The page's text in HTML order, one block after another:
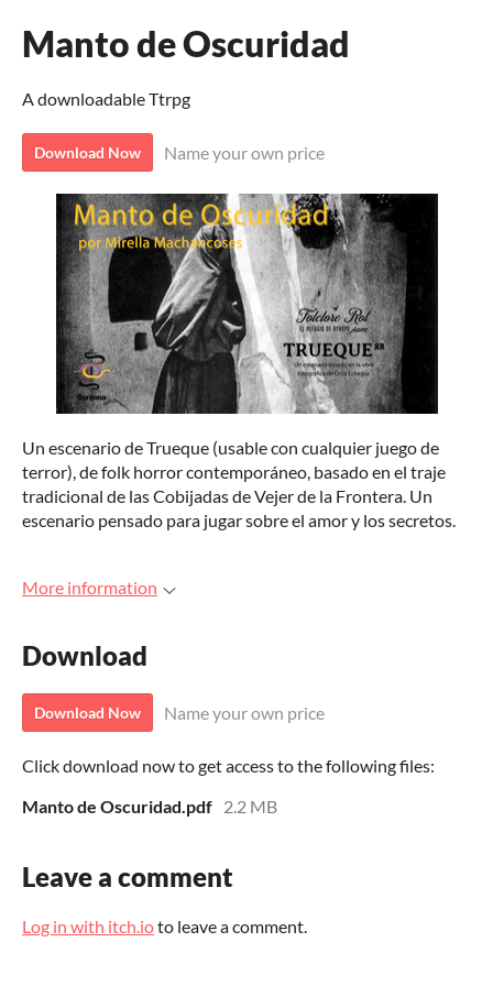
Manto de Oscuridad
A downloadable Ttrpg
Download Now Name your own price
Un escenario de Trueque (usable con cualquier juego de
terror), de folk horror contemporáneo, basado en el traje
tradicional de las Cobijadas de Vejer de la Frontera. Un
escenario pensado para jugar sobre el amor y los secretos.
More information
Download
Download Now Name your own price
Click download now to get access to the following files:
Manto de Oscuridad.pdf 2.2 MB
Leave a comment
Log in with itch.ioto leave a comment.